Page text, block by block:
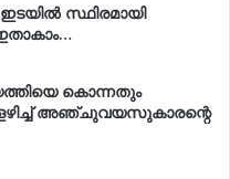
സ്ഥിരമായി
കൊന്നതും
അഞ്ചുവയസുകാരന്റെ